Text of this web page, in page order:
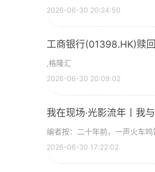
2026-06-30 20:24:50
工商银行(01398.HK)赎
,格隆汇
2026-06-30 20:09:02
我在现场·光影流年丨我
编者按：二十年前，一声火车
2026-06-30 17:22:02